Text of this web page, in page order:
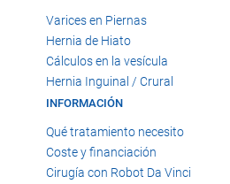
Varices en Piernas
Hernia de Hiato
Cálculos en la vesícula
Hernia Inguinal / Crural
INFORMACIÓN
Qué tratamiento necesito
Coste y financiación
Cirugía con Robot Da Vinci